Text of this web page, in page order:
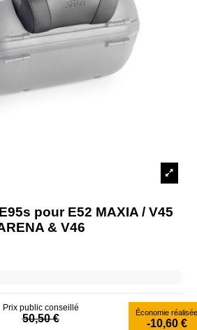
pour E52 MAXIA / V45
& V46
Prix public conseillé
50,50 € Économie réalisée
-10,60 €